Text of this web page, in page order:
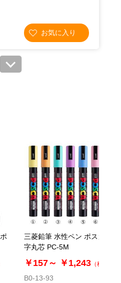
カートに入れる
三菱鉛筆 水性ペン ポスカ 中
字丸芯 PC-5M
￥157～ ￥1,243 （税込）
B0-13-93